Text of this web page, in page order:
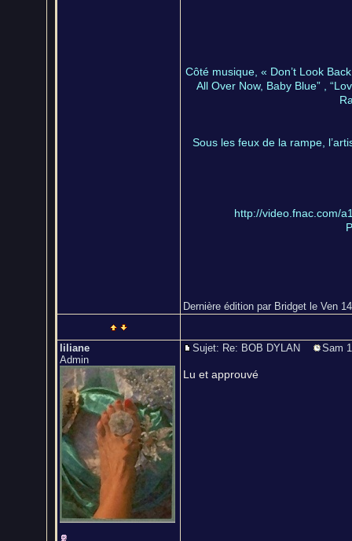
Côté musique, « Don’t Look
All Over Now, Baby Blue” ,
Sous les feux de la rampe,
http://video.fnac.com/
Dernière édition par Bridget le Ven
liliane
Admin
Sujet: Re: BOB DYLAN Sam
Lu et approuvé